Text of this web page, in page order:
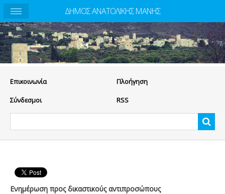
Eπικοινωνία Πλοήγηση
Σύνδεσμοι RSS
Ενημέρωση προς δικαστικούς αντιπροσώπους
ΔΗΜΟΣ ΑΝΑΤΟΛΙΚΗΣ ΜΑΝΗΣ